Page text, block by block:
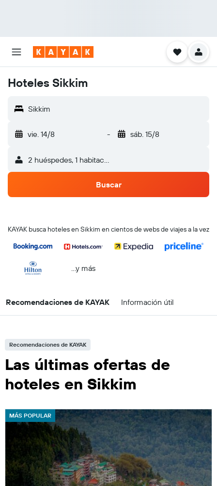
Hoteles Sikkim
Sikkim
vie. 14/8 - sáb. 15/8
2 huéspedes, 1 habitación
Buscar
KAYAK busca hoteles en Sikkim en cientos de webs de viajes a la vez
...y más
Recomendaciones de KAYAK Información útil
Recomendaciones de KAYAK
Las últimas ofertas de
hoteles en Sikkim
MÁS POPULAR